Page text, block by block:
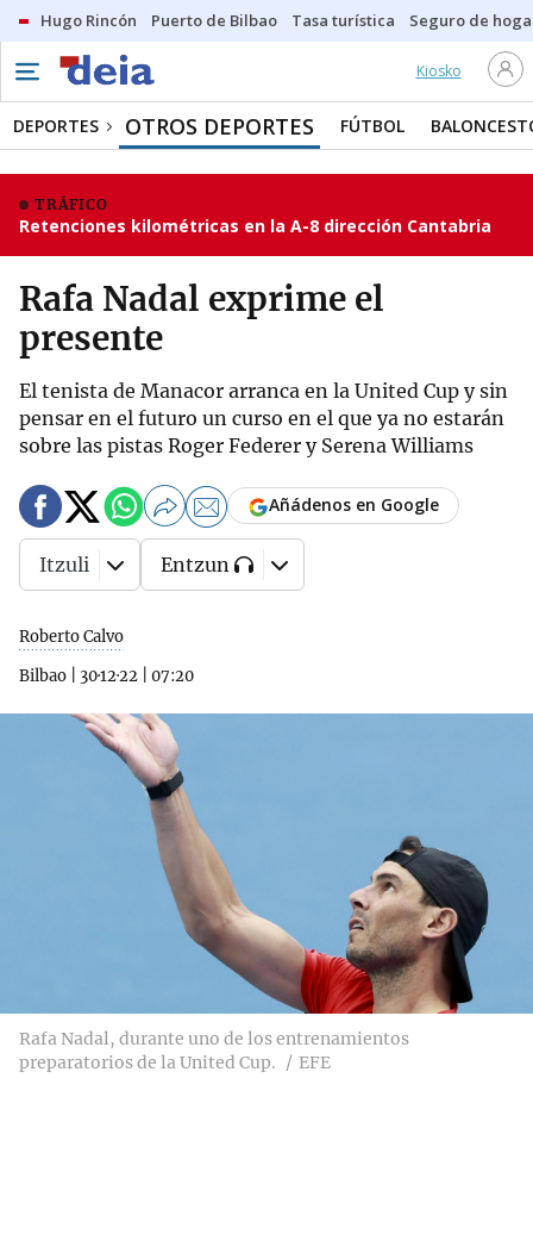
Hugo Rincón Puerto de Bilbao Tasa turística Seguro de
Kiosko
DEPORTES OTROS DEPORTES FÚTBOL
TRÁFICO
Retenciones kilométricas en la A-8 dirección Cantabria
Rafa Nadal exprime el
presente
El tenista de Manacor arranca en la United Cup y sin
pensar en el futuro un curso en el que ya no estarán
sobre las pistas Roger Federer y Serena Williams
Roberto Calvo
Bilbao
30·12·22 07:20
Añádenos en Google
Itzuli Entzun
Rafa Nadal, durante uno de los entrenamientos
preparatorios de la United Cup.
EFE